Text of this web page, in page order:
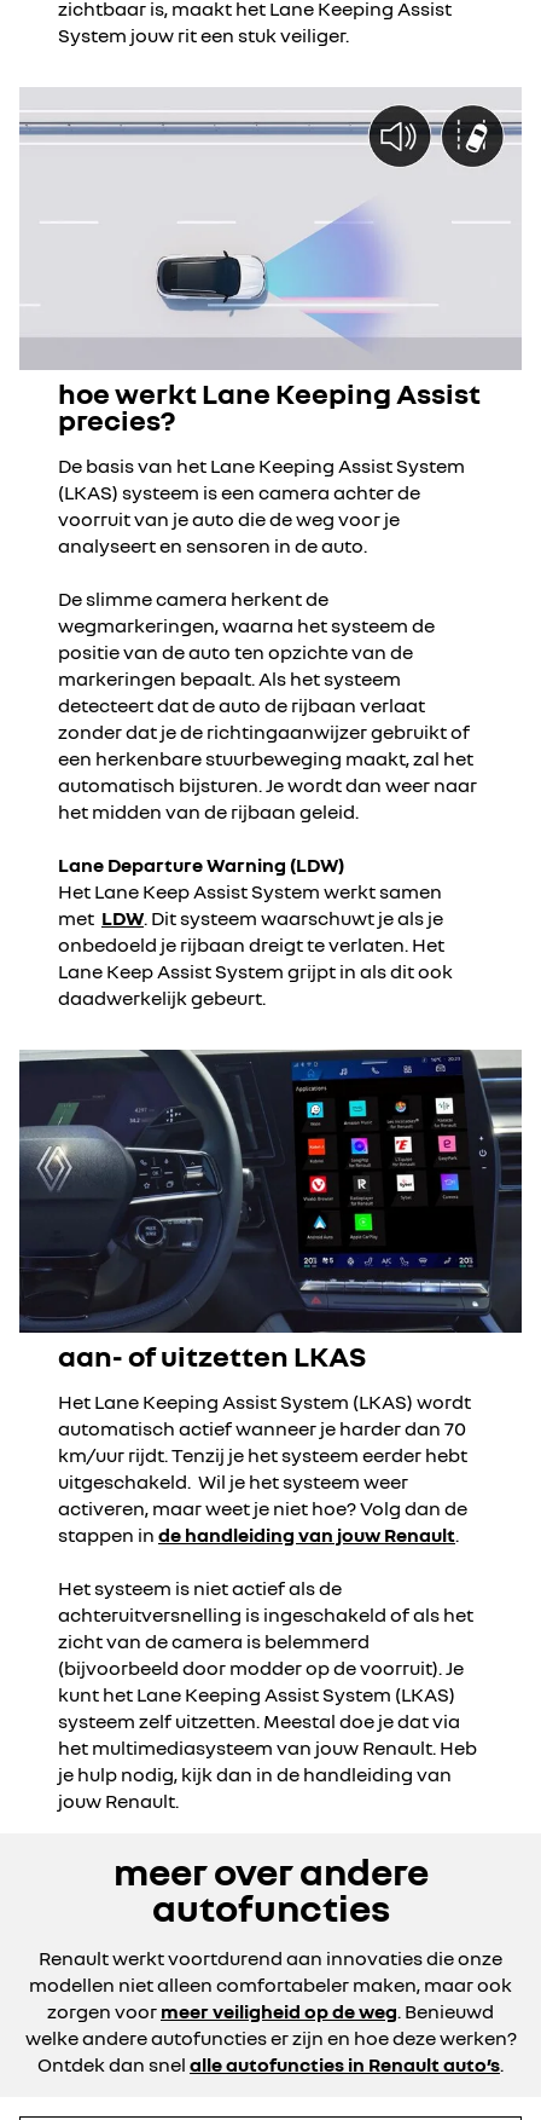
zichtbaar is, maakt het Lane Keeping Assist
System jouw rit een stuk veiliger.
hoe werkt Lane Keeping Assist
precies?
De basis van het Lane Keeping Assist System
(LKAS) systeem is een camera achter de
voorruit van je auto die de weg voor je
analyseert en sensoren in de auto.
De slimme camera herkent de
wegmarkeringen, waarna het systeem de
positie van de auto ten opzichte van de
markeringen bepaalt. Als het systeem
detecteert dat de auto de rijbaan verlaat
zonder dat je de richtingaanwijzer gebruikt of
een herkenbare stuurbeweging maakt, zal het
automatisch bijsturen. Je wordt dan weer naar
het midden van de rijbaan geleid.
Lane Departure Warning (LDW)
Het Lane Keep Assist System werkt samen
met LDW. Dit systeem waarschuwt je als je
onbedoeld je rijbaan dreigt te verlaten. Het
Lane Keep Assist System grijpt in als dit ook
daadwerkelijk gebeurt.
aan- of uitzetten LKAS
Het Lane Keeping Assist System (LKAS) wordt
automatisch actief wanneer je harder dan 70
km/uur rijdt. Tenzij je het systeem eerder hebt
uitgeschakeld. Wil je het systeem weer
activeren, maar weet je niet hoe? Volg dan de
stappen in de handleiding van jouw Renault.
Het systeem is niet actief als de
achteruitversnelling is ingeschakeld of als het
zicht van de camera is belemmerd
(bijvoorbeeld door modder op de voorruit).Je
kunt het Lane Keeping Assist System (LKAS)
systeem zelf uitzetten. Meestal doe je dat via
het multimediasysteem van jouw Renault. Heb
je hulp nodig, kijk dan in de handleiding van
jouw Renault.
meer over andere
autofuncties
Renault werkt voortdurend aan innovaties die onze
modellen niet alleen comfortabeler maken, maar ook
zorgen voor meer veiligheid op de weg. Benieuwd
welke andere autofuncties er zijn en hoe deze werken?
Ontdek dan snel alle autofuncties in Renault auto’s.